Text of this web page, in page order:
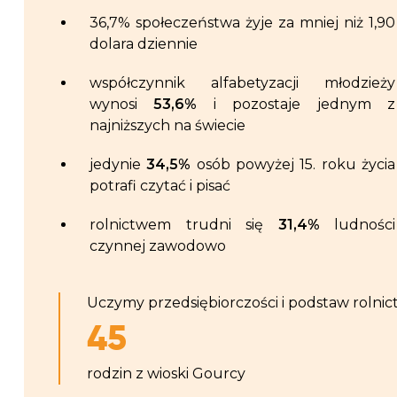
36,7% społeczeństwa żyje za mniej niż 1,90
dolara dziennie
współczynnik alfabetyzacji młodzieży
wynosi53,6% i pozostaje jednym z
najniższych na świecie
jedynie34,5% osób powyżej 15. roku życia
potrafi czytać i pisać
rolnictwem trudni się 31,4% ludności
czynnej zawodowo
Uczymy przedsiębiorczości i podstaw
45
rodzin z wioski Gourcy